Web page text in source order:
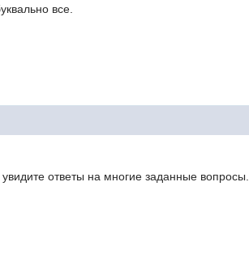
все.
ответы на многие заданные